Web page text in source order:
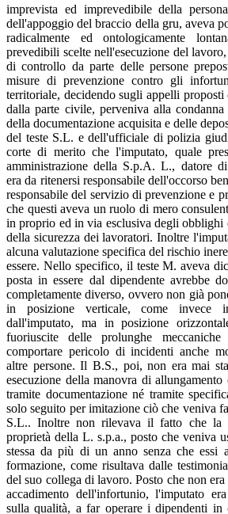
imprevista ed imprevedibile della
dell'appoggio del braccio della gru, aveva
radicalmente ed ontologicamente
prevedibili scelte nell'esecuzione del
di controllo da parte delle persone
misure di prevenzione contro gli
territoriale, decidendo sugli appelli
dalla parte civile, perveniva alla
della documentazione acquisita e delle
del teste S.L. e dell'ufficiale di polizia
corte di merito che l'imputato, quale
amministrazione della S.p.A. L., datore
era da ritenersi responsabile dell'occorso
responsabile del servizio di prevenzione e
che questi aveva un ruolo di mero
in proprio ed in via esclusiva degli obblighi
della sicurezza dei lavoratori. Inoltre
alcuna valutazione specifica del rischio
essere. Nello specifico, il teste M. aveva
posta in essere dal dipendente avrebbe
completamente diverso, ovvero non già
in posizione verticale, come invece
dall'imputato, ma in posizione
fuoriuscite delle prolunghe
comportare pericolo di incidenti anche
altre persone. Il B.S., poi, non era mai
esecuzione della manovra di
tramite documentazione né tramite
solo seguito per imitazione ciò che veniva
S.L.. Inoltre non rilevava il fatto che la
proprietà della L. s.p.a., posto che veniva
stessa da più di un anno senza che essi
formazione, come risultava dalle
del suo collega di lavoro. Posto che non
accadimento dell'infortunio, l'imputato
sulla qualità, a far operare i dipendenti in